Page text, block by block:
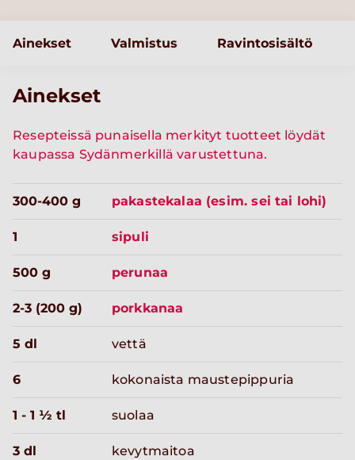
Ainekset Valmistus Ravintosisältö
Ainekset
Resepteissä punaisella merkityt tuotteet löydät
kaupassa Sydänmerkillä varustettuna.
300-400 g pakastekalaa (esim. sei tai lohi)
1 sipuli
500 g perunaa
2-3 (200 g) porkkanaa
5 dl vettä
6 kokonaista maustepippuria
1 - 1 ½ tl suolaa
3 dl kevytmaitoa